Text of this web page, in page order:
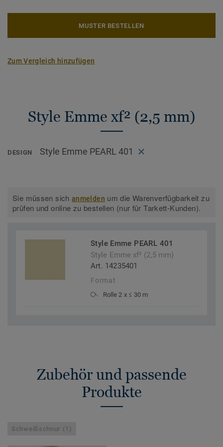
MUSTER BESTELLEN
Zum Vergleich hinzufügen
Style Emme xf² (2,5 mm)
DESIGN Style Emme PEARL 401
Sie müssen sichanmelden um die Warenverfügbarkeit zu
prüfen und online zu bestellen (nur für Tarkett-Kunden).
Style Emme PEARL 401
Style Emme xf² (2,5 mm)
Art. 14235401
Format
Rolle 2 x ≤ 30 m
Zubehör und passende
Produkte
Schweißschnur (1)